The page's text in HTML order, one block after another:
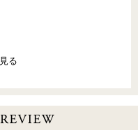
ルデ！）
われて、一杯飲んで行か